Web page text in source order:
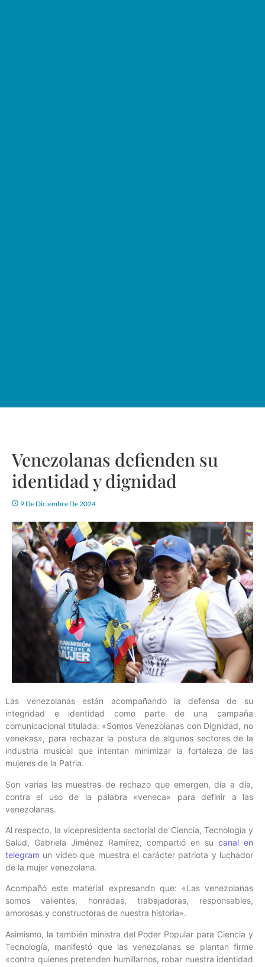
Venezolanas defienden su
identidad y dignidad
9 De Diciembre De 2024
Las venezolanas están acompañando la defensa de su
integridad e identidad como parte de una campaña
comunicacional titulada: «Somos Venezolanas con Dignidad, no
venekas», para rechazar la postura de algunos sectores de la
industria musical que intentan minimizar la fortaleza de las
mujeres de la Patria.
Son varias las muestras de rechazo que emergen, día a día,
contra el uso de la palabra «veneca» para definir a las
venezolanas.
Al respecto, la vicepresidenta sectorial de Ciencia, Tecnología y
Salud, Gabriela Jiménez Ramírez, compartió en su canal en
telegram un vídeo que muestra el carácter patriota y luchador
de la mujer venezolana.
Acompañó este material expresando que: «Las venezolanas
somos valientes, honradas, trabajadoras, responsables,
amorosas y constructoras de nuestra historia».
Asimismo, la también ministra del Poder Popular para Ciencia y
Tecnología, manifestó que las venezolanas se plantan firme
«contra quienes pretenden humillarnos, robar nuestra identidad